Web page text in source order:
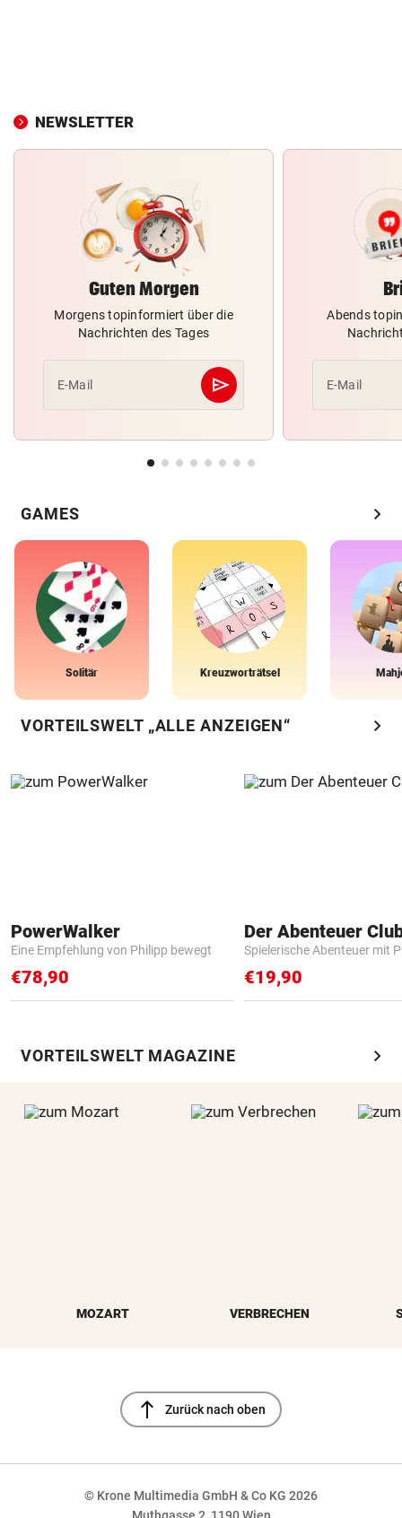
NEWSLETTER
Guten Morgen
Morgens topinformiert über die
Nachrichten des Tages
E-Mail send
Abschicken
Abends
E-Mail
GAMES chevron_right
Solitär Kreuzworträtsel
VORTEILSWELT „ALLE ANZEIGEN“ chevron_right
PowerWalker
Eine Empfehlung von Philipp bewegt
€78,90
Der Abenteuer
Spielerische Abenteuer mit
€19,90
VORTEILSWELT MAGAZINE chevron_right
MOZART VERBRECHEN
north Zurück nach oben
© Krone Multimedia GmbH & Co KG 2026